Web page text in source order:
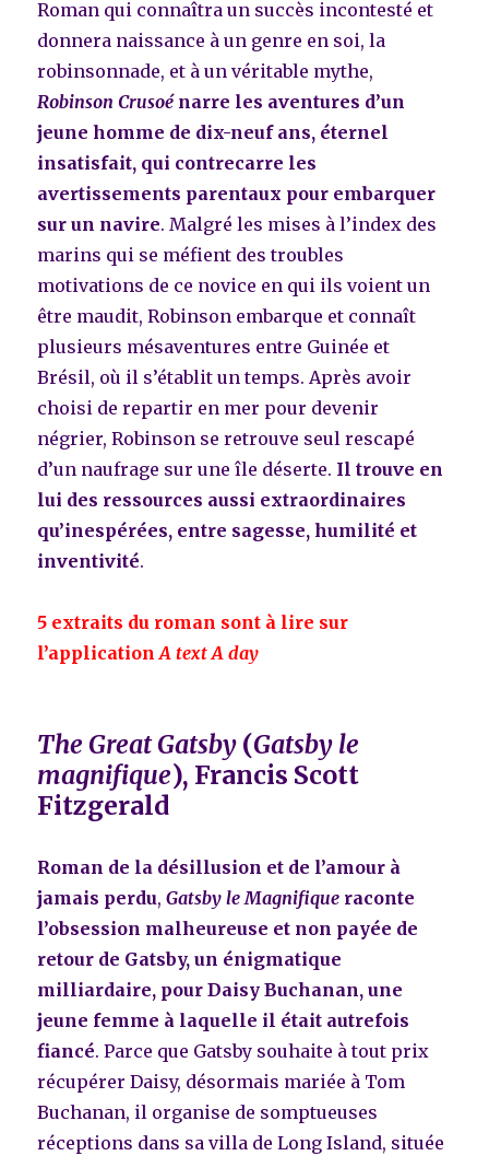
Roman qui connaîtra un succès incontesté et
donnera naissance à un genre en soi, la
robinsonnade, et à un véritable mythe,
Robinson Crusoénarre les aventures d’un
jeune homme de dix-neuf ans, éternel
insatisfait, qui contrecarre les
avertissements parentaux pour embarquer
sur un navire. Malgré les mises à l’index des
marins qui se méfient des troubles
motivations de ce novice en qui ils voient un
être maudit, Robinson embarque et connaît
plusieurs mésaventures entre Guinée et
Brésil, où il s’établit un temps. Après avoir
choisi de repartir en mer pour devenir
négrier, Robinson se retrouve seul rescapé
d’un naufrage sur une île déserte. Il trouve en
lui des ressources aussi extraordinaires
qu’inespérées, entre sagesse, humilité et
inventivité.
5 extraits du roman sont à lire sur
l’applicationA text A day
The Great Gatsby (Gatsby le
magnifique), Francis Scott
Fitzgerald
Roman de la désillusion et de l’amour à
jamais perdu,Gatsby le Magnifique raconte
l’obsession malheureuse et non payée de
retour de Gatsby, un énigmatique
milliardaire, pour Daisy Buchanan, une
jeune femme à laquelle il était autrefois
fiancé. Parce que Gatsby souhaite à tout prix
récupérer Daisy, désormais mariée à Tom
Buchanan, il organise de somptueuses
réceptions dans sa villa de Long Island, située